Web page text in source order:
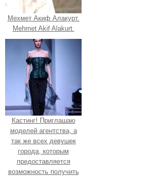
Мехмет Акиф Алакурт.
Mehmet Akif Alakurt.
Кастинг! Приглашаю
моделей агентства, а
так же всех девушек
города, которым
предоставляется
возможность получить